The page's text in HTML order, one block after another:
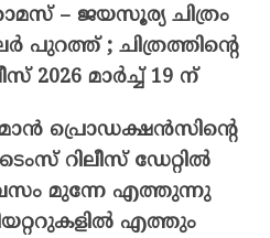
– ജയസൂര്യ ചിത്രം
പുറത്ത് ; ചിത്രത്തിന്റെ
2026 മാർച്ച് 19 ന്
പ്രൊഡക്ഷൻസിന്റെ
റിലീസ് ഡേറ്റിൽ
മുന്നേ എത്തുന്നു
എത്തും